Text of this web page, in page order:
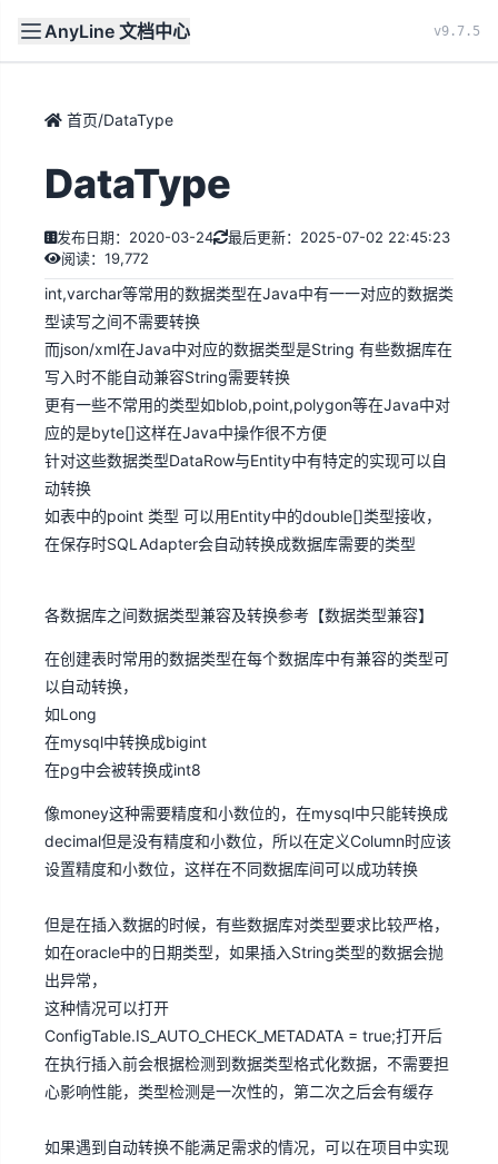
AnyLine 文档中心 v9.7.5
文档 首页
首页/DataType
DataType
发布日期：2020-03-24
最后更新：2025-07-02 22:45:23
阅读：19,772
int,varchar等常用的数据类型在Java中有一一对应的数据类
型读写之间不需要转换
而json/xml在Java中对应的数据类型是String 有些数据库在
写入时不能自动兼容String需要转换
更有一些不常用的类型如blob,point,polygon等在Java中对
应的是byte[]这样在Java中操作很不方便
针对这些数据类型DataRow与Entity中有特定的实现可以自
动转换
如表中的point 类型 可以用Entity中的double[]类型接收，
在保存时SQLAdapter会自动转换成数据库需要的类型
各数据库之间数据类型兼容及转换参考【数据类型兼容】
在创建表时常用的数据类型在每个数据库中有兼容的类型可
以自动转换，
如Long
在mysql中转换成bigint
在pg中会被转换成int8
像money这种需要精度和小数位的，在mysql中只能转换成
decimal但是没有精度和小数位，所以在定义Column时应该
设置精度和小数位，这样在不同数据库间可以成功转换
但是在插入数据的时候，有些数据库对类型要求比较严格，
如在oracle中的日期类型，如果插入String类型的数据会抛
出异常，
这种情况可以打开
ConfigTable.IS_AUTO_CHECK_METADATA = true;打开后
在执行插入前会根据检测到数据类型格式化数据，不需要担
心影响性能，类型检测是一次性的，第二次之后会有缓存
如果遇到自动转换不能满足需求的情况，可以在项目中实现